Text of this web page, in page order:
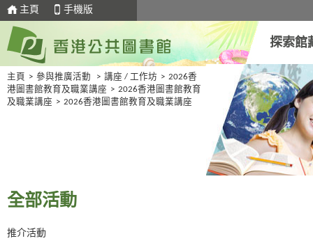
主頁 手機版
探索館
主頁 > 參與推廣活動 > 講座 / 工作坊 > 2026香
港圖書館教育及職業講座 > 2026香港圖書館教育
及職業講座 > 2026香港圖書館教育及職業講座
全部活動
推介活動